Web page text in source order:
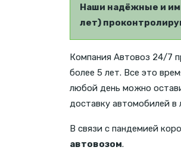
Наши надёжные и
лет)
Компания Автовоз 24/7
более 5 лет. Все это
любой день можно
доставку автомобилей в
В связи с пандемией
автовозом.